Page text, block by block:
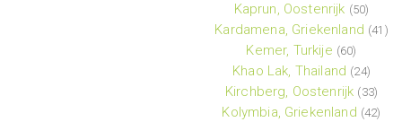
Kaprun, Oostenrijk (50)
Kardamena, Griekenland (41)
Kemer, Turkije (60)
Khao Lak, Thailand (24)
Kirchberg, Oostenrijk (33)
Kolymbia, Griekenland (42)